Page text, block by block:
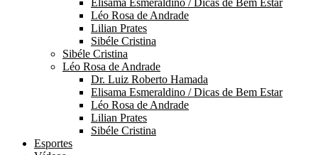
Elisama Esmeraldino / Dicas de Bem Estar
Léo Rosa de Andrade
Lilian Prates
Sibéle Cristina
Sibéle Cristina
Léo Rosa de Andrade
Dr. Luiz Roberto Hamada
Elisama Esmeraldino / Dicas de Bem Estar
Léo Rosa de Andrade
Lilian Prates
Sibéle Cristina
Esportes